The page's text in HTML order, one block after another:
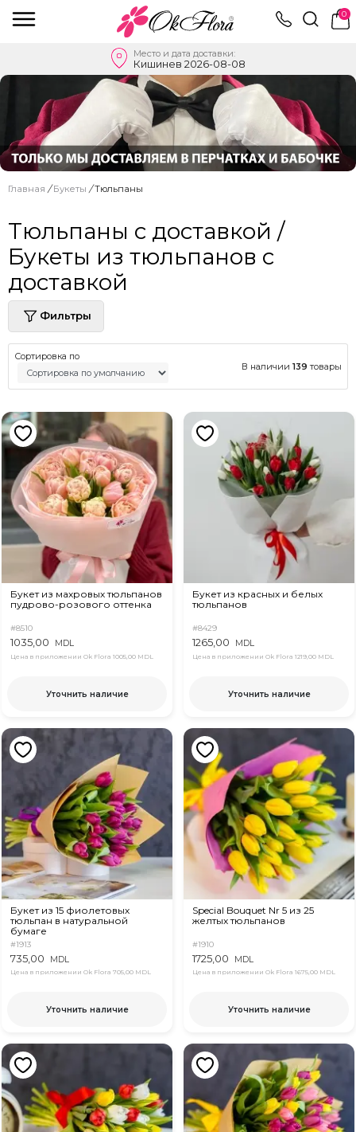
0
Место и дата доставки:
Кишинев 2026-08-08
Главная / Букеты / Тюльпаны
Тюльпаны с доставкой /
Букеты из тюльпанов с
доставкой
Фильтры
Сортировка по
В наличии 139 товары
Букет из махровых тюльпанов
пудрово-розового оттенка
#8510
1035,00 MDL
Цена в приложении Ok Flora 1005,00 MDL
Уточнить наличие
Букет из красных и белых
тюльпанов
#8429
1265,00 MDL
Цена в приложении Ok Flora 1219,00 MDL
Уточнить наличие
Букет из 15 фиолетовых
тюльпан в натуральной
бумаге
#1913
735,00 MDL
Цена в приложении Ok Flora 705,00 MDL
Уточнить наличие
Special Bouquet Nr 5 из 25
желтых тюльпанов
#1910
1725,00 MDL
Цена в приложении Ok Flora 1675,00 MDL
Уточнить наличие